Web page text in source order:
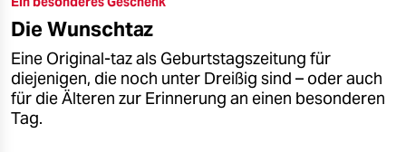
epaper login
Die Wunschtaz
Eine Original-taz als Geburtstagszeitung für
diejenigen, die noch unter Dreißig sind – oder auch
für die Älteren zur Erinnerung an einen besonderen
Tag.